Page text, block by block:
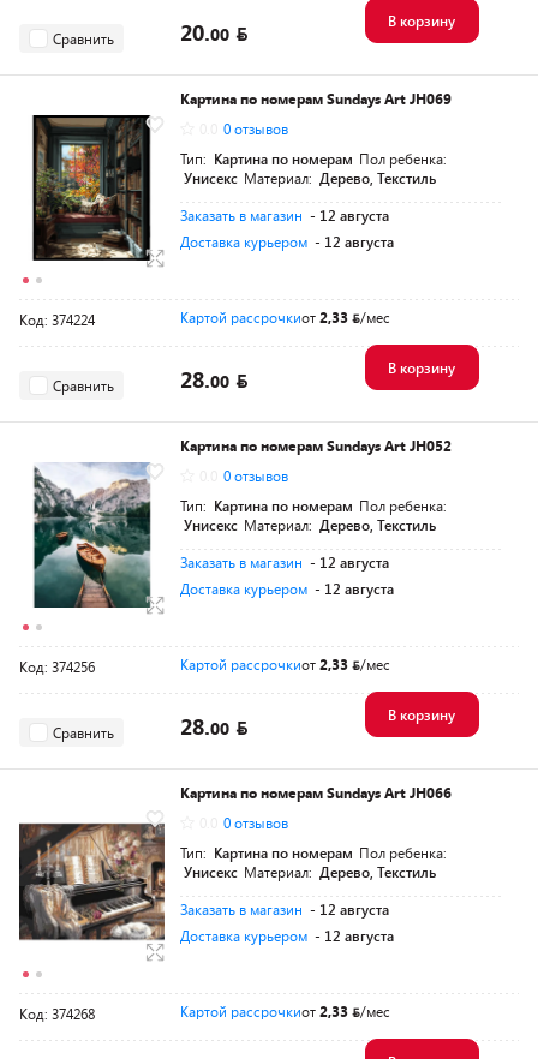
Сравнить 20.00
В корзину
Картина по номерам Sundays Art JH069
0 отзывов
Тип: Картина по номерам Пол ребенка:
Унисекс Материал: Дерево, Текстиль
Заказать в магазин - 12 августа
Доставка курьером - 12 августа
Код: 374224 Картой рассрочкиот2,33 /мес
Сравнить 28.00
В корзину
Картина по номерам Sundays Art JH052
0 отзывов
Тип: Картина по номерам Пол ребенка:
Унисекс Материал: Дерево, Текстиль
Заказать в магазин - 12 августа
Доставка курьером - 12 августа
Код: 374256 Картой рассрочкиот2,33 /мес
Сравнить 28.00
В корзину
Картина по номерам Sundays Art JH066
0 отзывов
Тип: Картина по номерам Пол ребенка:
Унисекс Материал: Дерево, Текстиль
Заказать в магазин - 12 августа
Доставка курьером - 12 августа
Код: 374268 Картой рассрочкиот2,33 /мес